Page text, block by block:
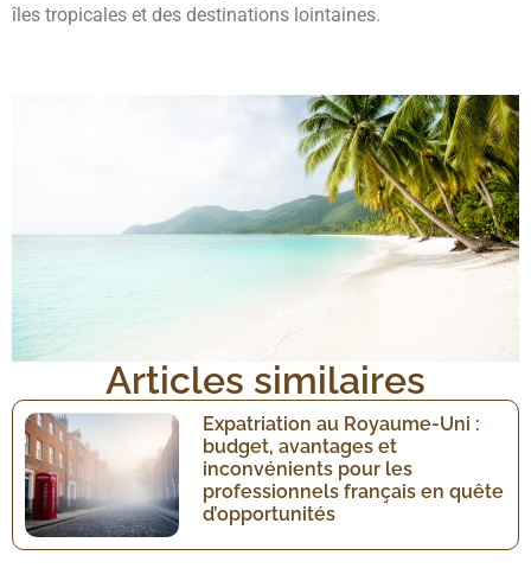
îles tropicales et des destinations lointaines.
Articles similaires
Expatriation au Royaume-Uni :
budget, avantages et
inconvénients pour les
professionnels français en quête
d’opportunités